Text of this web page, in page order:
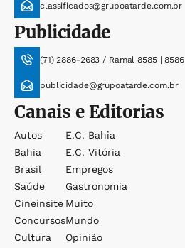
classificados@grupoatarde.com.br
Publicidade
(71) 2886-2683 / Ramal 8585 | 8586
publicidade@grupoatarde.com.br
Canais e Editorias
Autos
Bahia
Brasil
Saúde
Cineinsite
Concursos
Cultura
E.c. Bahia
E.c. Vitória
Empregos
Gastronomia
Muito
Mundo
Opinião